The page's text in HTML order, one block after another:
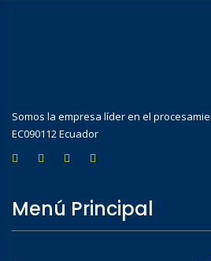
Somos la empresa líder en el
EC090112 Ecuador
Menú Principal